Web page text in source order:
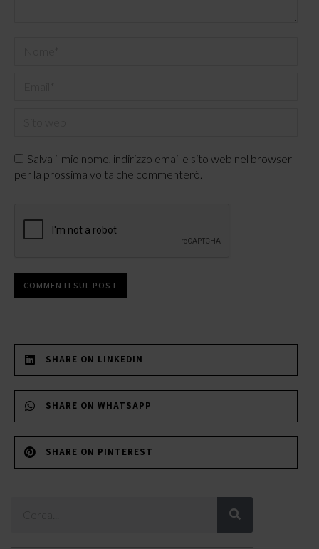
Salva il mio nome, indirizzo email e sito web nel browser
per la prossima volta che commenterò.
COMMENTI SUL POST
SHARE ON LINKEDIN
SHARE ON WHATSAPP
SHARE ON PINTEREST